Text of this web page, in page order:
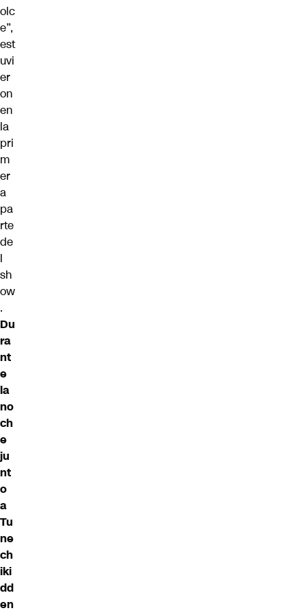
olc
e”,
est
uvi
er
on
en
la
pri
m
er
a
pa
rte
de
l
sh
ow
.
Du
ra
nt
e
la
no
ch
e
ju
nt
o
a
Tu
ne
ch
iki
dd
en